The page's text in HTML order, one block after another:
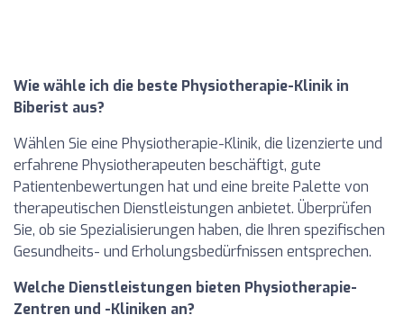
Wie wähle ich die beste Physiotherapie-Klinik in
Biberist aus?
Wählen Sie eine Physiotherapie-Klinik, die lizenzierte und
erfahrene Physiotherapeuten beschäftigt, gute
Patientenbewertungen hat und eine breite Palette von
therapeutischen Dienstleistungen anbietet. Überprüfen
Sie, ob sie Spezialisierungen haben, die Ihren spezifischen
Gesundheits- und Erholungsbedürfnissen entsprechen.
Welche Dienstleistungen bieten Physiotherapie-
Zentren und -Kliniken an?